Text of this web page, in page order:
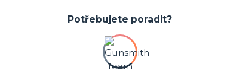
Potřebujete poradit?